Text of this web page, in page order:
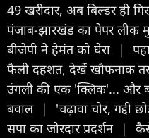
49 खरीदार, अब बिल्डर ही
पंजाब-झारखंड का पेपर लीक
बीजेपी ने हेमंत को घेरा
|
फैली दहशत, देखें खौफनाक
उंगली की एक 'क्लिक'... और
बवाल |
'चढ़ावा चोर, गद्दी
सपा का जोरदार प्रदर्शन |